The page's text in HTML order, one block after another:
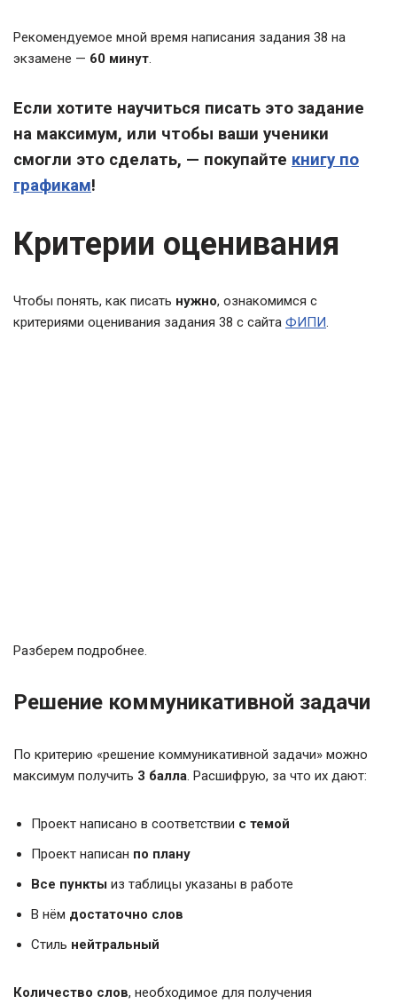
Рекомендуемое мной время написания задания 38 на
экзамене — 60 минут.
Если хотите научиться писать это задание
на максимум, или чтобы ваши ученики
смогли это сделать, — покупайте книгу по
графикам!
Критерии оценивания
Чтобы понять, как писать нужно, ознакомимся с
критериями оценивания задания 38 с сайта ФИПИ.
Разберем подробнее.
Решение коммуникативной задачи
По критерию «решение коммуникативной задачи» можно
максимум получить 3 балла. Расшифрую, за что их дают:
Проект написано в соответствии с темой
Проект написан по плану
Все пункты из таблицы указаны в работе
В нём достаточно слов
Стиль нейтральный
Количество слов, необходимое для получения